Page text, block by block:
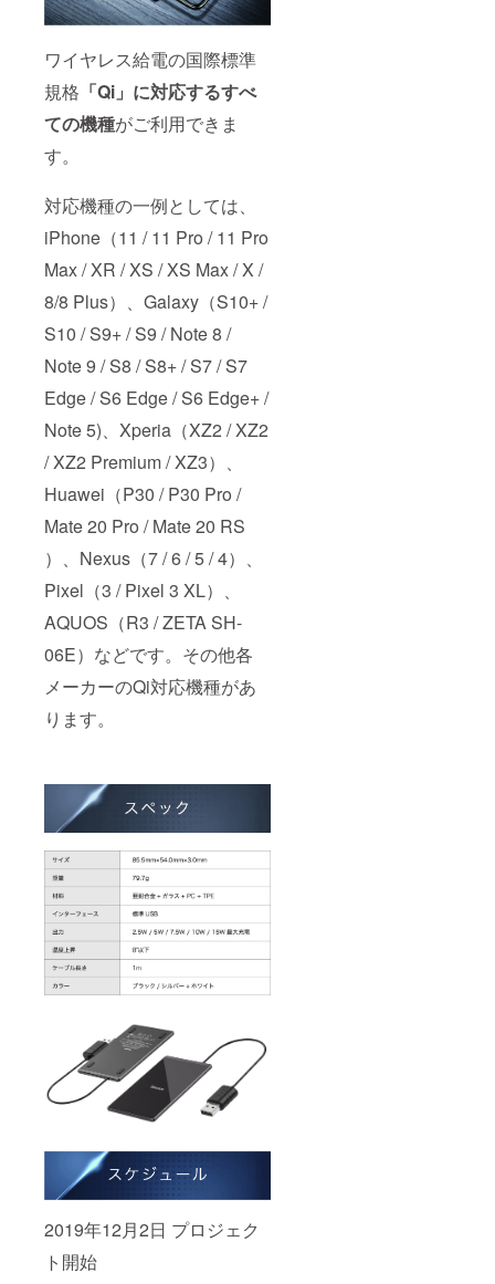
ワイヤレス給電の国際標準
規格 「Qi」に対応するすべ
ての機種がご利用できま
す。
対応機種の一例としては、
iPhone（11 / 11 Pro / 11 Pro
Max / XR / XS / XS Max / X /
8/8 Plus）、Galaxy（S10+ /
S10 / S9+ / S9 / Note 8 /
Note 9 / S8 / S8+ / S7 / S7
Edge / S6 Edge / S6 Edge+ /
Note 5)、Xperia（XZ2 / XZ2
/ XZ2 Premium / XZ3）、
Huawei（P30 / P30 Pro /
Mate 20 Pro / Mate 20 RS
）、Nexus（7 / 6 / 5 / 4）、
Pixel（3 / Pixel 3 XL）、
AQUOS（R3 / ZETA SH-
06E）などです。その他各
メーカーのQi対応機種があ
ります。
2019年12月2日 プロジェク
ト開始